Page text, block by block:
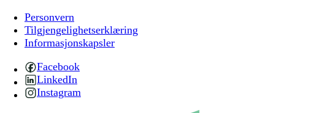
Personvern
Tilgjengelighetserklæring
Informasjonskapsler
Facebook
LinkedIn
Instagram